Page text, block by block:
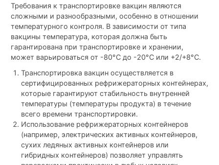
Требования к транспортировке вакцин являются
сложными и разнообразными, особенно в отношении
температурного контроля. В зависимости от типа
вакцины температура, которая должна быть
гарантирована при транспортировке и хранении,
может варьироваться от -80°C до -20°C или +2/+8°C.
Транспортировка вакцин осуществляется в
сертифицированных рефрижераторных контейнерах,
которые гарантируют стабильность внутренней
температуры (температуры продукта) в течение
всего времени транспортировки.
Использование рефрижераторных контейнеров
(например, электрических активных контейнеров,
сухих ледяных активных контейнеров или
гибридных контейнеров) позволяет управлять